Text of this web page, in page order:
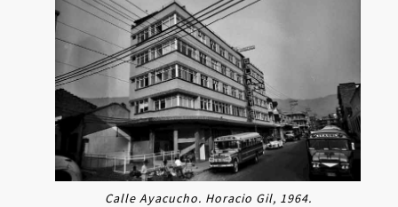
Calle Ayacucho. Horacio Gil, 1964.